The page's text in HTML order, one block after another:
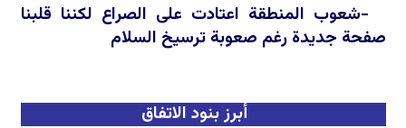
-شعوب المنطقة اعتادت على الصراع لكننا قلبنا
صفحة جديدة رغم صعوبة ترسيخ السلام
أبرز بنود الاتفاق